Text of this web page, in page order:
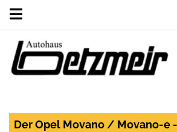
Der Opel Movano / Movano-e